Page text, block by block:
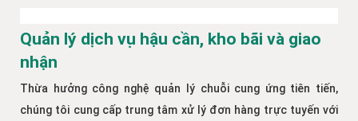
Quản lý dịch vụ hậu cần, kho bãi và giao
nhận
Thừa hưởng công nghệ quản lý chuỗi cung ứng tiên tiến,
chúng tôi cung cấp trung tâm xử lý đơn hàng trực tuyến với